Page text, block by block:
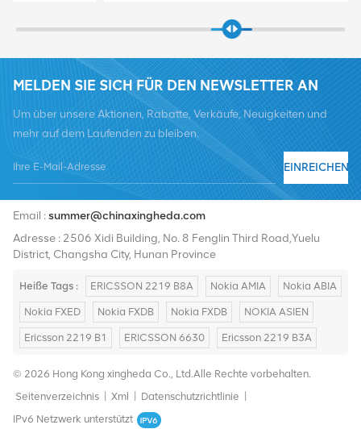
MELDEN SIE SICH FÜR DEN NEWSLETTER AN
Um über unsere Aktionen, Rabatte, Verkäufe, Neuigkeiten und
mehr auf dem Laufenden zu bleiben.
EINREICHEN
Email :summer@chinaxingheda.com
Adresse : 2506 Xidi Building, No. 8 Fenglin Third Road,Yuelu
District, Changsha City, Hunan Province
Heiße Tags : ERICSSON 2219 B8A Nokia AMIA Nokia ABIA
Nokia FXED Nokia FXDB Nokia FXDB NOKIA ASIEN
Ericsson 2219 B1 ERICSSON 6630 Ericsson 2219 B3A
© 2026 Hong Kong xingheda Co., Ltd.Alle Rechte vorbehalten.
Seitenverzeichnis
Xml Datenschutzrichtlinie
IPv6 Netzwerk unterstützt